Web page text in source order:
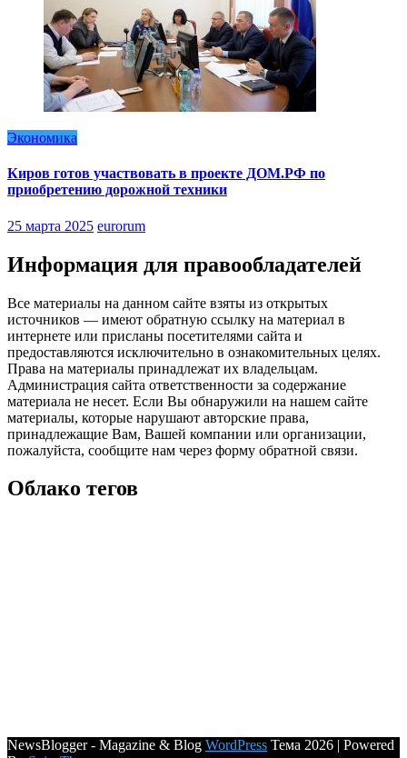
Экономика
Киров готов участвовать в проекте ДОМ.РФ по
приобретению дорожной техники
25 марта 2025 eurorum
Информация для правообладателей
Все материалы на данном сайте взяты из открытых
источников — имеют обратную ссылку на материал в
интернете или присланы посетителями сайта и
предоставляются исключительно в ознакомительных целях.
Права на материалы принадлежат их владельцам.
Администрация сайта ответственности за содержание
материала не несет. Если Вы обнаружили на нашем сайте
материалы, которые нарушают авторские права,
принадлежащие Вам, Вашей компании или организации,
пожалуйста, сообщите нам через форму обратной связи.
Облако тегов
NewsBlogger - Magazine & Blog WordPress Тема 2026 | Powered